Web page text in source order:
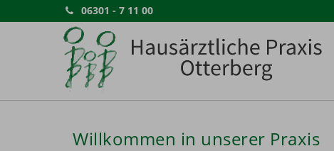
06301 - 7 11 00
Willkommen in unserer Praxis